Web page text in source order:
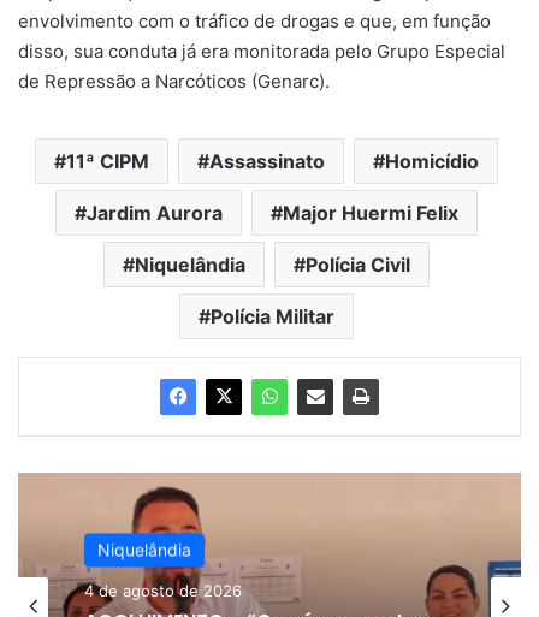
envolvimento com o tráfico de drogas e que, em função
disso, sua conduta já era monitorada pelo Grupo Especial
de Repressão a Narcóticos (Genarc).
11ª CIPM Assassinato Homicídio
Jardim Aurora Major Huermi Felix
Niquelândia Polícia Civil
Polícia Militar
Niquelândia
4 de agosto de 2026
Niquelândia